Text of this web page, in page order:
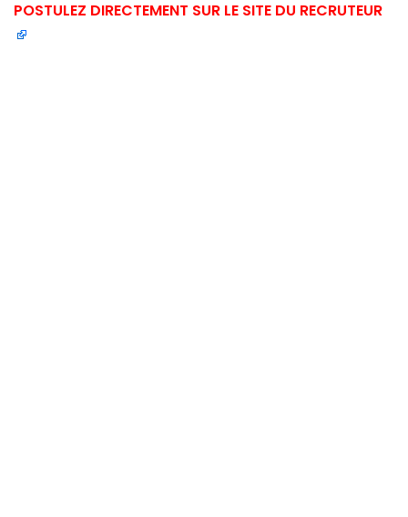
POSTULEZ DIRECTEMENT SUR LE SITE DU RECRUTEUR